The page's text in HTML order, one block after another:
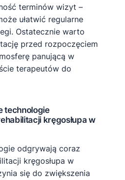
terminów wizyt –
ułatwić regularne
Ostatecznie warto
przed rozpoczęciem
panującą w
terapeutów do
technologie
kręgosłupa w
odgrywają coraz
kręgosłupa w
się do zwiększenia